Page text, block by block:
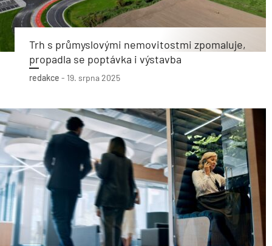
Trh s průmyslovými nemovitostmi zpomaluje,
propadla se poptávka i výstavba
redakce - 19. srpna 2025